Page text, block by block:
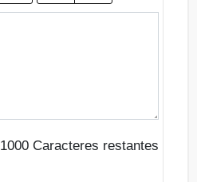
1000 Caracteres restantes